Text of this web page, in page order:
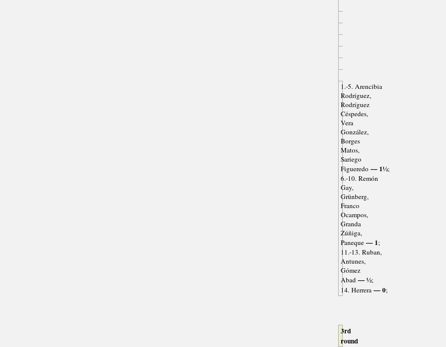
1.-5. Arencibia
Rodríguez,
Rodríguez
Céspedes,
Vera
González,
Borges
Matos,
Sariego
Figueredo— 1½;
6.-10. Remón
Gay,
Grünberg,
Franco
Ocampos,
Granda
Zúñiga,
Paneque— 1;
11.-13. Ruban,
Antunes,
Gómez
Abad— ½;
14. Herrera— 0;
3rd
round